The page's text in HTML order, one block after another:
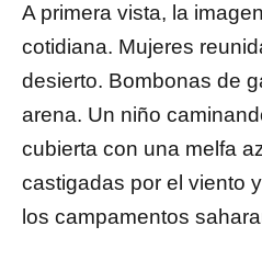
A primera vista, la
cotidiana. Mujeres
desierto. Bombonas de
arena. Un niño
cubierta con una melfa
castigadas por el viento
los campamentos